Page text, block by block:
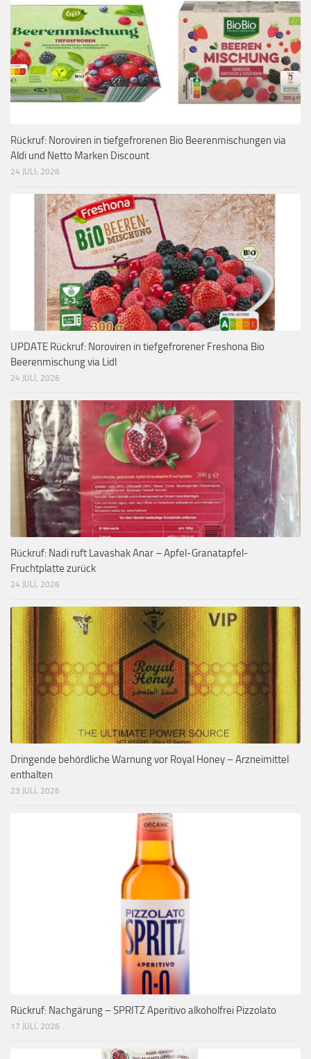
Rückruf: Noroviren in tiefgefrorenen Bio Beerenmischungen via
Aldi und Netto Marken Discount
24 JULI, 2026
UPDATE Rückruf: Noroviren in tiefgefrorener Freshona Bio
Beerenmischung via Lidl
24 JULI, 2026
Rückruf: Nadi ruft Lavashak Anar – Apfel-Granatapfel-
Fruchtplatte zurück
24 JULI, 2026
Dringende behördliche Warnung vor Royal Honey – Arzneimittel
enthalten
23 JULI, 2026
Rückruf: Nachgärung – SPRITZ Aperitivo alkoholfrei Pizzolato
17 JULI, 2026